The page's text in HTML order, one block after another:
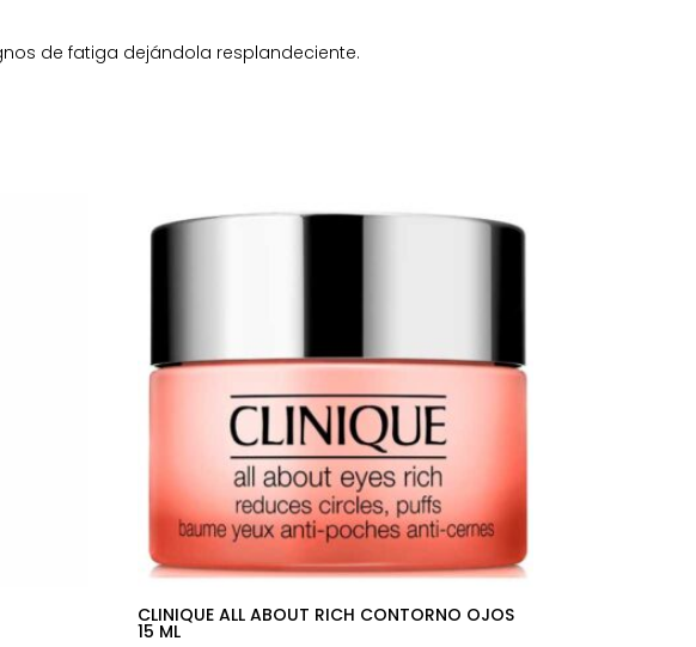
de fatiga dejándola resplandeciente.
CLINIQUE ALL ABOUT RICH CONTORNO OJOS
15 ML